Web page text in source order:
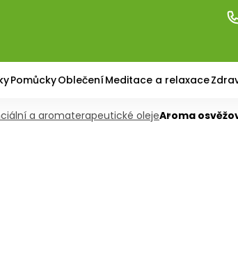
PomůckyOblečeníMeditace a relaxace
a aromaterapeutické olejeAroma